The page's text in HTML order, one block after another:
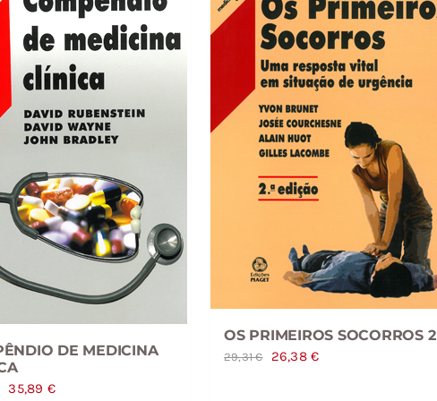
DE MEDICINA
O
35,89 €O
OS PRIMEIROS SOCORROS 2
29,31€
O
26,38€O